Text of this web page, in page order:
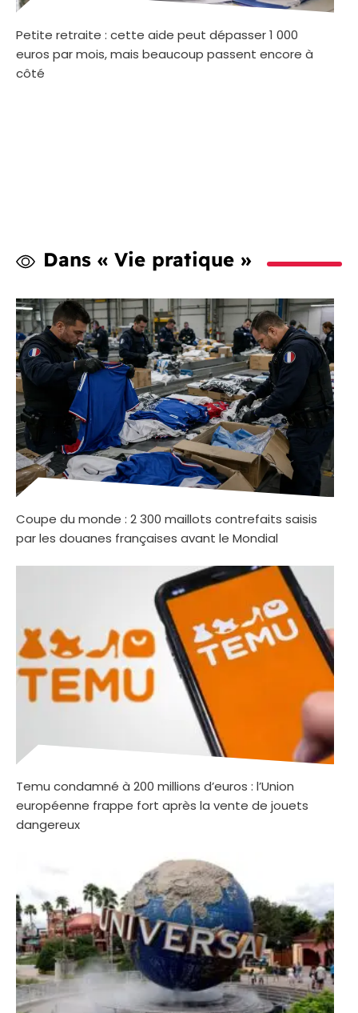
Petite retraite : cette aide peut dépasser 1 000
euros par mois, mais beaucoup passent encore à
côté
Dans « Vie pratique »
Coupe du monde : 2 300 maillots contrefaits saisis
par les douanes françaises avant le Mondial
Temu condamné à 200 millions d’euros : l’Union
européenne frappe fort après la vente de jouets
dangereux